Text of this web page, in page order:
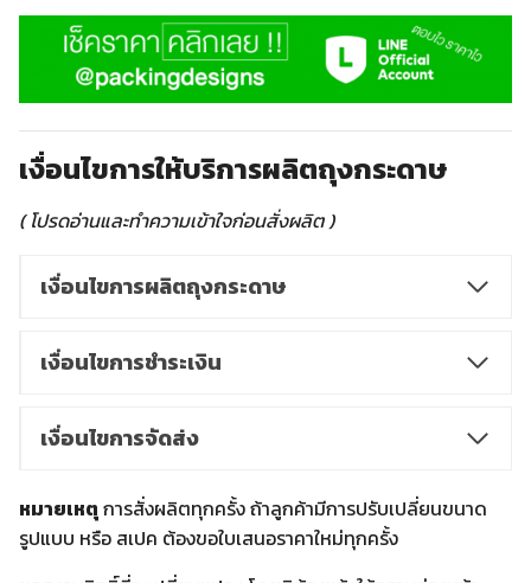
เงื่อนไขการให้บริการผลิตถุงกระดาษ
( โปรดอ่านและทำความเข้าใจก่อนสั่งผลิต )
เงื่อนไขการผลิตถุงกระดาษ
เงื่อนไขการชำระเงิน
เงื่อนไขการจัดส่ง
หมายเหตุ การสั่งผลิตทุกครั้ง ถ้าลูกค้ามีการปรับเปลี่ยนขนาด
รูปแบบ หรือ สเปค ต้องขอใบเสนอราคาใหม่ทุกครั้ง